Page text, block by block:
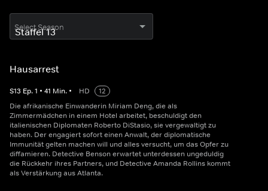
Select Season
Hausarrest
S13 Ep.1 • 41 Min. • HD
12
Die afrikanische Einwanderin Miriam Deng, die als
Zimmermädchen in einem Hotel arbeitet, beschuldigt den
italienischen Diplomaten Roberto DiStasio, sie vergewaltigt zu
haben. Der engagiert sofort einen Anwalt, der diplomatische
Immunität gelten machen will und alles versucht, um das Opfer zu
diffamieren. Detective Benson erwartet unterdessen ungeduldig
die Rückkehr ihres Partners, und Detective Amanda Rollins kommt
als Verstärkung aus Atlanta.